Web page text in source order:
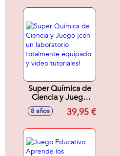
Diferentes.
34,4X25,4X4,6Cm
Super Química de
Ciencia y Juego
¡con un laboratorio
totalmente
8 años 39,95 €